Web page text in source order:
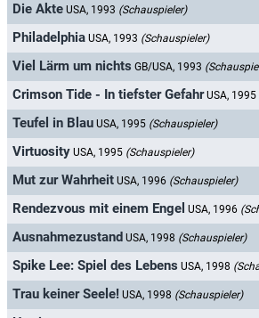
Die Akte USA, 1993 (Schauspieler)
Philadelphia USA, 1993 (Schauspieler)
Viel Lärm um nichts GB/USA, 1993
Crimson Tide - In tiefster Gefahr USA, 1995
Teufel in Blau USA, 1995 (Schauspieler)
Virtuosity USA, 1995 (Schauspieler)
Mut zur Wahrheit USA, 1996 (Schauspieler)
Rendezvous mit einem Engel USA, 1996
Ausnahmezustand USA, 1998 (Schauspieler)
Spike Lee: Spiel des Lebens USA, 1998
Trau keiner Seele! USA, 1998 (Schauspieler)